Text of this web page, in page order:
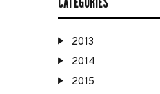
2013
2014
2015